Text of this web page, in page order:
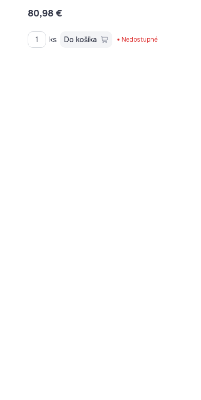
80,98 €
ks Do košíka Nedostupné